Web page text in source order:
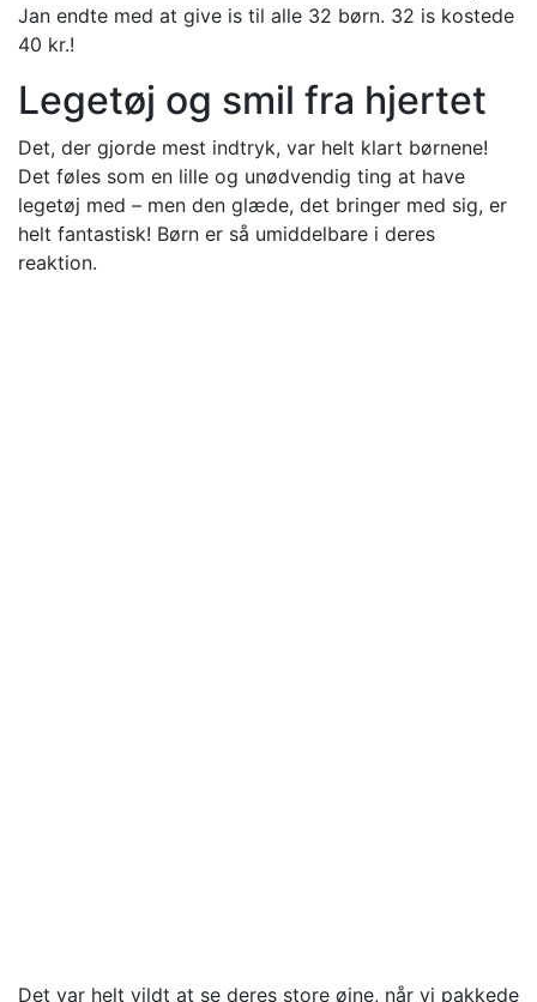
Jan endte med at give is til alle 32 børn. 32 is kostede
40 kr.!
Legetøj og smil fra hjertet
Det, der gjorde mest indtryk, var helt klart børnene!
Det føles som en lille og unødvendig ting at have
legetøj med – men den glæde, det bringer med sig, er
helt fantastisk! Børn er så umiddelbare i deres
reaktion.
Det var helt vildt at se deres store øjne, når vi pakkede